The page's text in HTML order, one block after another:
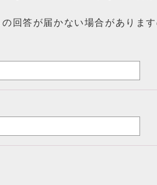
回答が届かない場合がありま